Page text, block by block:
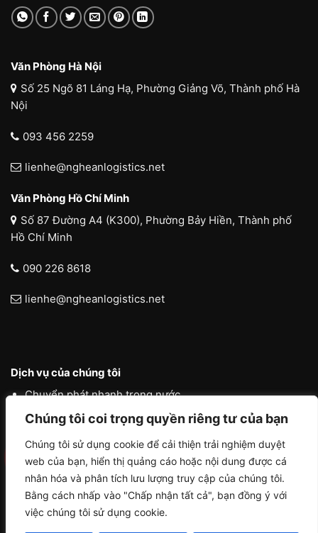
Chúng tôi coi trọng quyền riêng tư của bạn
Chúng tôi sử dụng cookie để cải thiện trải nghiệm duyệt
web của bạn, hiển thị quảng cáo hoặc nội dung được cá
nhân hóa và phân tích lưu lượng truy cập của chúng tôi.
Bằng cách nhấp vào "Chấp nhận tất cả", bạn đồng ý với
việc chúng tôi sử dụng cookie.
Văn Phòng Hà Nội
Số 25 Ngõ 81 Láng Hạ, Phường Giảng Võ, Thành phố Hà
Nội
093 456 2259
lienhe@ngheanlogistics.net
Văn Phòng Hồ Chí Minh
Số 87 Đường A4 (K300), Phường Bảy Hiền, Thành phố
Hồ Chí Minh
090 226 8618
lienhe@ngheanlogistics.net
Dịch vụ của chúng tôi
Chuyển phát nhanh trong nước
Chuyển phát nhanh quốc tế
Liên vận quốc tế
Logistics vận tải nội địa